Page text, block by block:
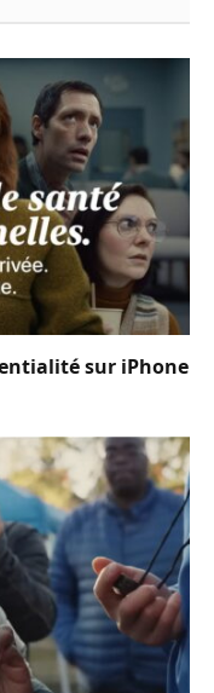
sur iPhone